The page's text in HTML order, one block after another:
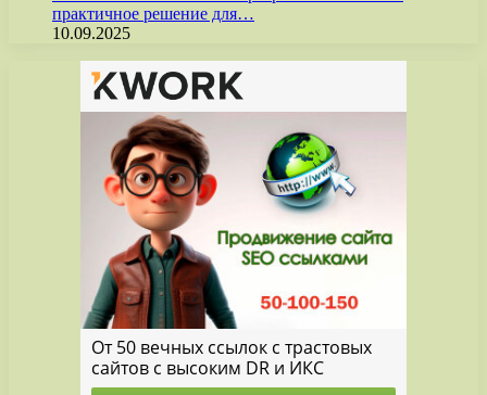
практичное решение для…
10.09.2025